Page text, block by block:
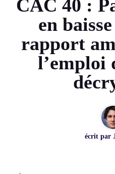
CAC 40 :
en
rapport
l’emploi
écrit par